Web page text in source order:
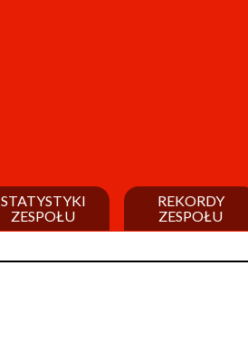
STATYSTYKI
ZESPOŁU
REKORDY
ZESPOŁU